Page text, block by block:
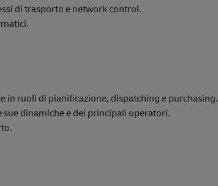
di trasporto e network control.
in ruoli di pianificazione, dispatching e purchasing.
dinamiche e dei principali operatori.